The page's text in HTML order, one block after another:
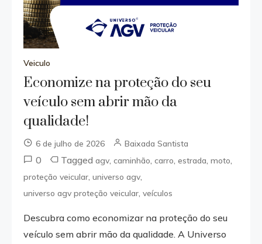
Veiculo
Economize na proteção do seu
veículo sem abrir mão da
qualidade!
6 de julho de 2026 Baixada Santista
0 Taggedagv,caminhão,carro,estrada,moto,
proteção veicular,universo agv,
universo agv proteção veicular,veículos
Descubra como economizar na proteção do seu
veículo sem abrir mão da qualidade. A Universo